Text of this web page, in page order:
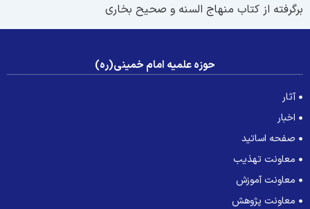
از کتاب منهاج السنه و صحیح بخاری
حوزه علمیه امام خمینی(ره)
آثار
اخبار
صفحه اساتید
معاونت تهذیب
معاونت آموزش
معاونت پژوهش